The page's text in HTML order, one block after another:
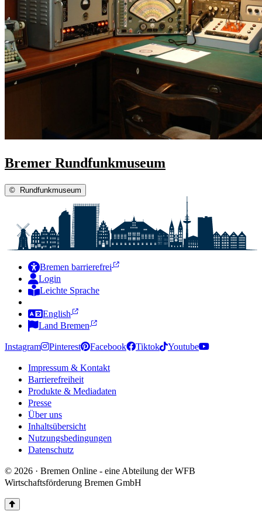
Bremer Rundfunkmuseum
© Rundfunkmuseum
Bremen barrierefrei
Login
Leichte Sprache
English
Land Bremen
Instagram Pinterest Facebook Tiktok Youtube
Impressum & Kontakt
Barrierefreiheit
Produkte & Mediadaten
Presse
Über uns
Inhaltsübersicht
Nutzungsbedingungen
Datenschutz
© 2026 · Bremen Online - eine Abteilung der WFB
Wirtschaftsförderung Bremen GmbH